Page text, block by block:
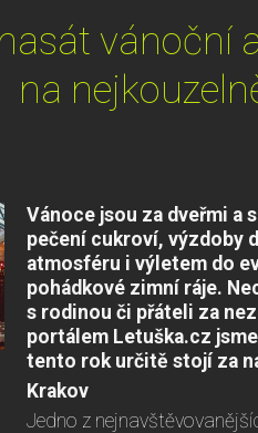
na
Vánoce jsou za dveřmi a
pečení cukroví, výzdoby
atmosféru i výletem do
pohádkové zimní ráje.
s rodinou či přáteli za
portálem Letuška.cz
tento rok určitě stojí za
Krakov
Jedno z